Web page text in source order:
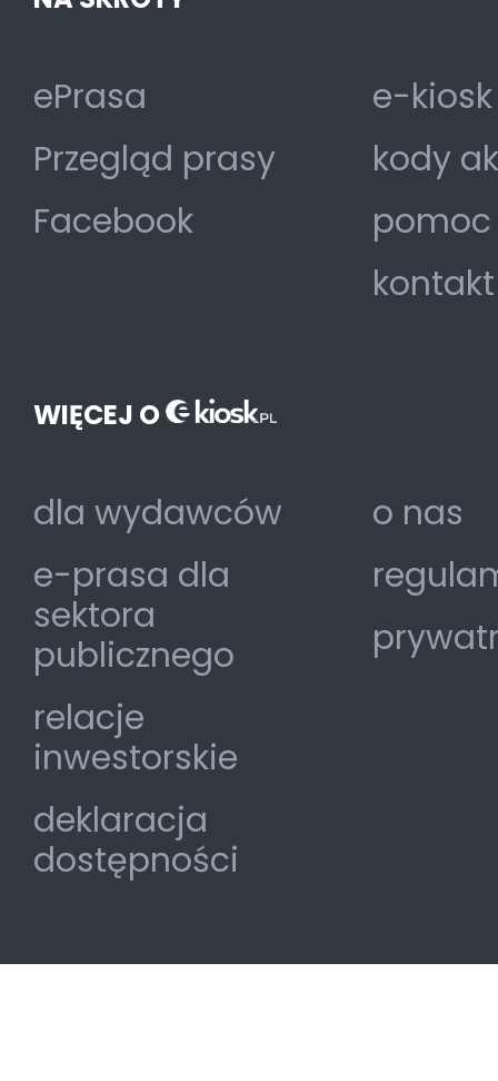
ePrasa
Przegląd prasy
Facebook
e-
kody
pomoc
kontakt
WIĘCEJ O
dla wydawców
e-prasa dla
sektora
publicznego
relacje
inwestorskie
deklaracja
dostępności
o nas